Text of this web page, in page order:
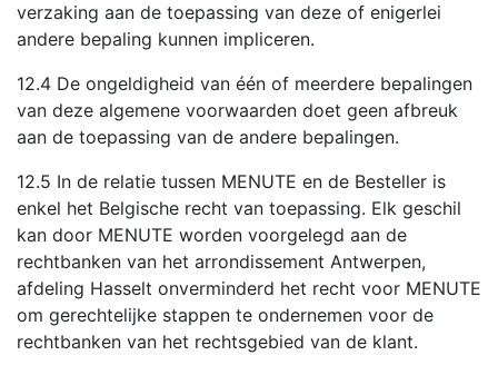
verzaking aan de toepassing van deze of enigerlei
andere bepaling kunnen impliceren.
12.4 De ongeldigheid van één of meerdere bepalingen
van deze algemene voorwaarden doet geen afbreuk
aan de toepassing van de andere bepalingen.
12.5 In de relatie tussen MENUTE en de Besteller is
enkel het Belgische recht van toepassing. Elk geschil
kan door MENUTE worden voorgelegd aan de
rechtbanken van het arrondissement Antwerpen,
afdeling Hasselt onverminderd het recht voor MENUTE
om gerechtelijke stappen te ondernemen voor de
rechtbanken van het rechtsgebied van de klant.